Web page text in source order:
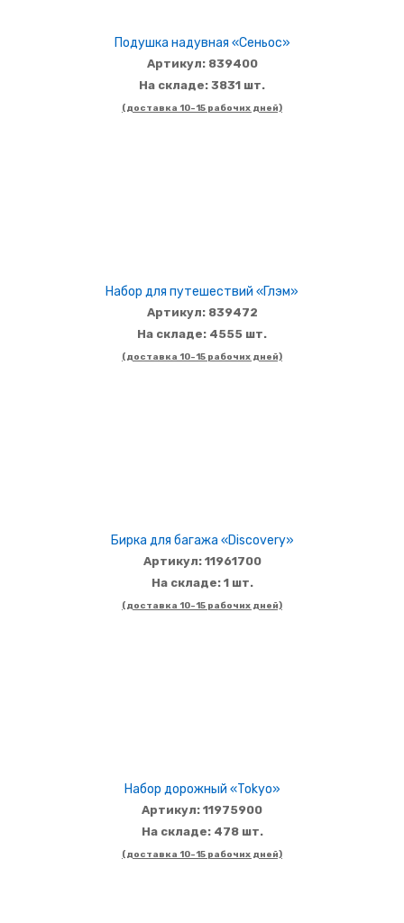
Подушка надувная «Сеньос»
Артикул: 839400
На складе: 3831 шт.
(доставка 10-15 рабочих дней)
Набор для путешествий «Глэм»
Артикул: 839472
На складе: 4555 шт.
(доставка 10-15 рабочих дней)
Бирка для багажа «Discovery»
Артикул: 11961700
На складе: 1 шт.
(доставка 10-15 рабочих дней)
Набор дорожный «Tokyo»
Артикул: 11975900
На складе: 478 шт.
(доставка 10-15 рабочих дней)